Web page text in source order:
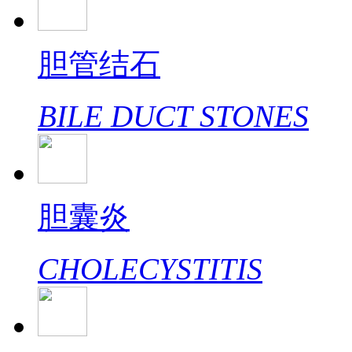
胆管结石
BILE DUCT STONES
胆囊炎
CHOLECYSTITIS